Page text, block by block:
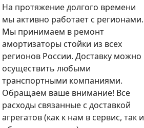
На протяжение долгого времени
мы активно работает с регионами.
Мы принимаем в ремонт
амортизаторы стойки из всех
регионов России. Доставку можно
осуществить любыми
транспортными компаниями.
Обращаем ваше внимание! Все
расходы связанные с доставкой
агрегатов (как к нам в сервис, так и